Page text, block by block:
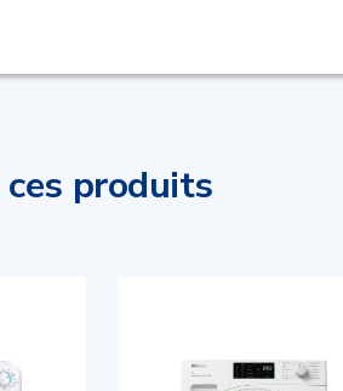
produits